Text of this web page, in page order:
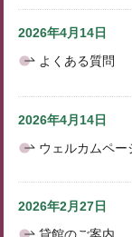
2026年4月14日
よくある質問
2026年4月14日
ウェルカムペー
2026年2月27日